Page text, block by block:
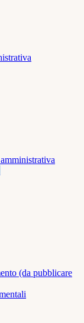
(da pubblicare